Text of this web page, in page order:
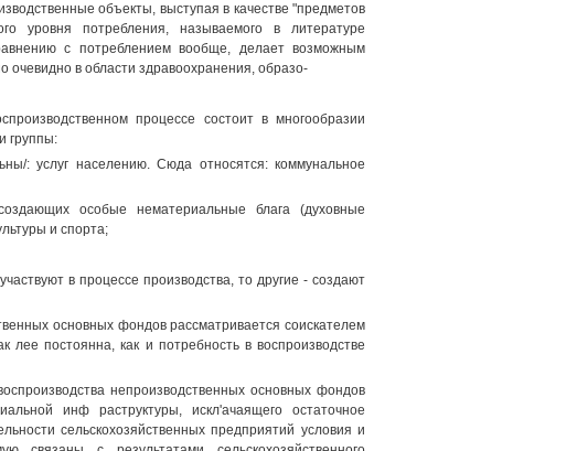
объекты, выступая в качестве "предметов
уровня потребления, называемого в литературе
с потреблением вообще, делает возможным
очевидно в области здравоохранения, образо-
процессе состоит в многообразии
группы:
: услуг населению. Сюда относятся: коммунальное
особые нематериальные блага (духовные
и спорта;
в процессе производства, то другие - создают
основных фондов рассматривается соискателем
лее постоянна, как и потребность в воспроизводстве
непроизводственных основных фондов
инф раструктуры, искл'ачаящего остаточное
сельскохозяйственных предприятий условия и